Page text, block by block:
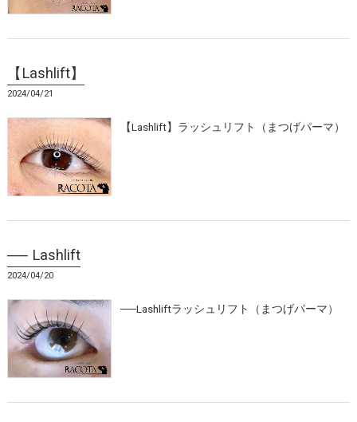
【Lashlift】
2024/04/21
【Lashlift】ラッシュリフト（まつげパーマ）
── Lashlift
2024/04/20
──Lashliftラッシュリフト（まつげパーマ）